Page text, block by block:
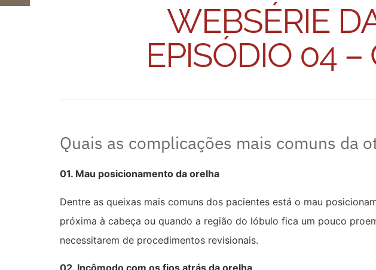
WEBSÉRIE
EPISÓDIO 04
Quais as complicações mais comuns da
01. Mau posicionamento da orelha
Dentre as queixas mais comuns dos pacientes está o mau
próxima à cabeça ou quando a região do lóbulo fica um pouco
necessitarem de procedimentos revisionais.
02. Incômodo com os fios atrás da orelha